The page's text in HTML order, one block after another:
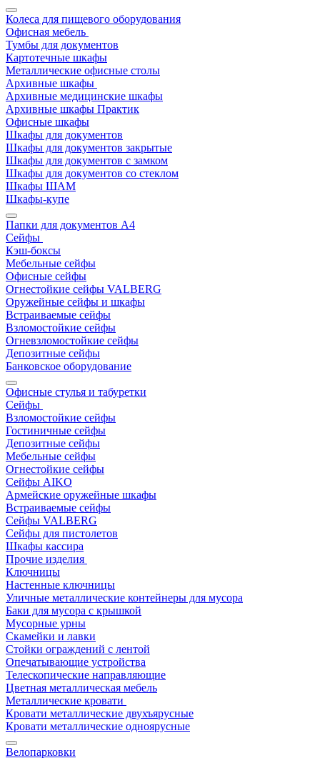
Колеса для пищевого оборудования
Офисная мебель
Тумбы для документов
Картотечные шкафы
Металлические офисные столы
Архивные шкафы
Архивные медицинские шкафы
Архивные шкафы Практик
Офисные шкафы
Шкафы для документов
Шкафы для документов закрытые
Шкафы для документов с замком
Шкафы для документов со стеклом
Шкафы ШАМ
Шкафы-купе
Папки для документов A4
Сейфы
Кэш-боксы
Мебельные сейфы
Офисные сейфы
Огнестойкие сейфы VALBERG
Оружейные сейфы и шкафы
Встраиваемые сейфы
Взломостойкие сейфы
Огневзломостойкие сейфы
Депозитные сейфы
Банковское оборудование
Офисные стулья и табуретки
Сейфы
Взломостойкие сейфы
Гостиничные сейфы
Депозитные сейфы
Мебельные сейфы
Огнестойкие сейфы
Сейфы AIKO
Армейские оружейные шкафы
Встраиваемые сейфы
Сейфы VALBERG
Сейфы для пистолетов
Шкафы кассира
Прочие изделия
Ключницы
Настенные ключницы
Уличные металлические контейнеры для мусора
Баки для мусора с крышкой
Мусорные урны
Скамейки и лавки
Стойки ограждений с лентой
Опечатывающие устройства
Телескопические направляющие
Цветная металлическая мебель
Металлические кровати
Кровати металлические двухъярусные
Кровати металлические одноярусные
Велопарковки